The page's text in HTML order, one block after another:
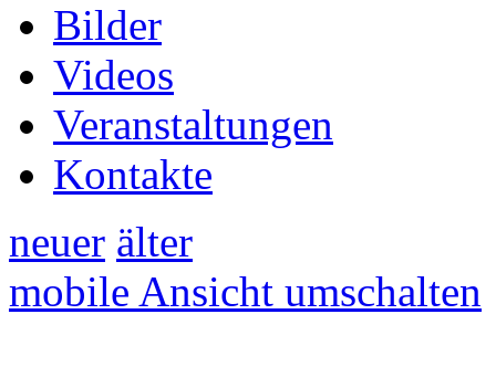
Bilder
Videos
Veranstaltungen
Kontakte
neuer älter
mobile Ansicht umschalten